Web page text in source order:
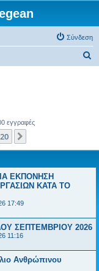
Σύνδεση
εγγραφές
20
ΕΚΠΟΝΗΣΗ
ΚΑΤΑ ΤΟ
17:49
ΣΕΠΤΕΜΒΡΙΟΥ 2026
11:16
Ανθρώπινου